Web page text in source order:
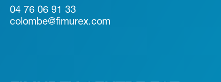
04 76 06 91 33
colombe@fimurex.com